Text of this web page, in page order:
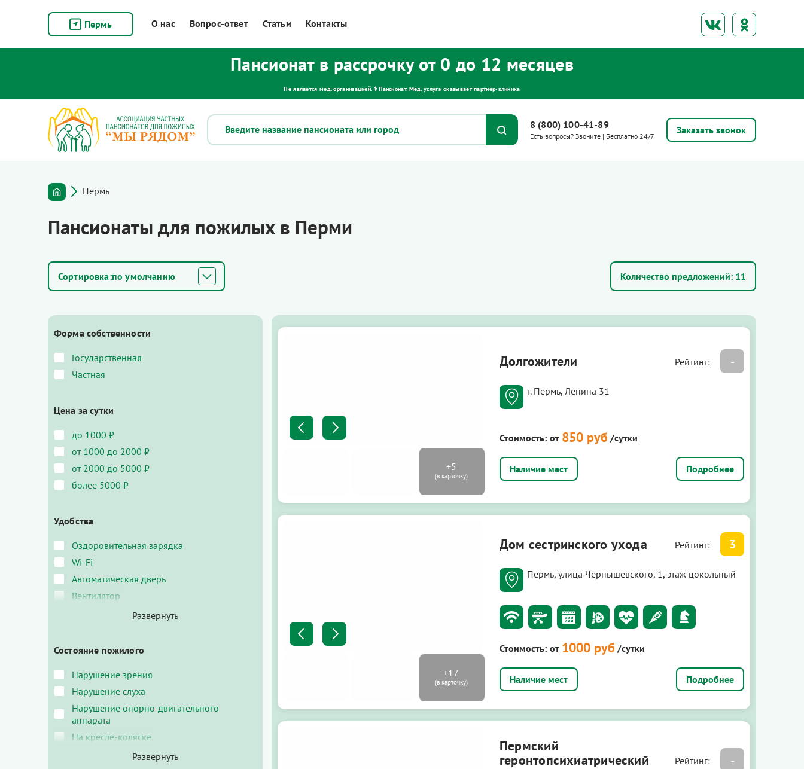
Пермь О нас Вопрос-ответ Статьи Контакты
Пансионат в рассрочку от 0 до 12 месяцев
Не является мед. организацией. ⚕ Пансионат. Мед. услуги оказывает партнёр‑клиника
8 (800) 100-41-89
Есть вопросы? Звоните | Бесплатно 24/7
Заказать звонок
Пермь
Пансионаты для пожилых в Перми
по умолчанию Количество предложений: 11
Долгожители Рейтинг: -
г. Пермь, Ленина 31
Стоимость: от 850 руб /сутки
Подробнее
Дом сестринского ухода Рейтинг: 3
Пермь, улица Чернышевского, 1, этаж цокольный
Стоимость: от 1000 руб /сутки
Подробнее
Пермский
геронтопсихиатрический
Рейтинг: -
Форма собственности
Государственная
Частная
Цена за сутки
до 1000 ₽
от 1000 до 2000 ₽
от 2000 до 5000 ₽
более 5000 ₽
Удобства
Оздоровительная зарядка
Wi-Fi
Автоматическая дверь
Вентилятор
Состояние пожилого
Нарушение зрения
Нарушение слуха
Нарушение опорно-двигательного
аппарата
На кресле-коляске